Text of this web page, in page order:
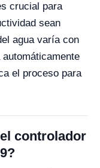
crucial para
sean
agua varía con
el proceso para
controlador